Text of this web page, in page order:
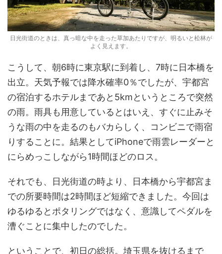
日光街道のときは、真っ暗な中を走った草加あたりですが、明るいと松林が
よく見えます。
こうして、朝6時に東京駅に到着し、7時に日本橋を
出立。天気予報では降水確率0％でしたが、宇都宮
の宿泊するホテルまであと5kmというところで突然
の雨。雨具も用意しているとはいえ、すぐに止みそ
うな雨の中を走るのもバカらしく、コンビニで雨宿
りすることに。結果としてiPhoneで雨雲レーダーと
にらめっこしながら1時間ほどのロス。
それでも、日光街道の時より、日本橋から宇都宮ま
での所要時間は2時間ほど短縮できました。今回は
ゆるゆるとポタリングではなく、意識してペダルを
漕ぐことに集中したのでした。
ということで、初日の総括。埼玉県を抜けるまで